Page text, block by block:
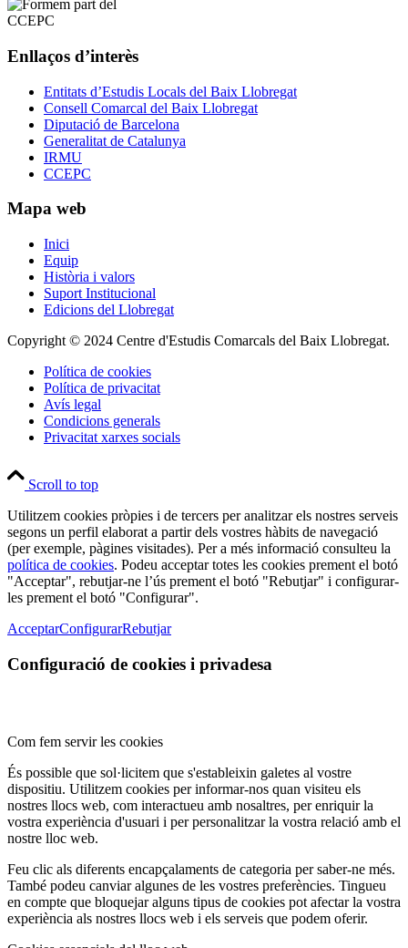
Enllaços d’interès
Entitats d’Estudis Locals del Baix Llobregat
Consell Comarcal del Baix Llobregat
Diputació de Barcelona
Generalitat de Catalunya
IRMU
CCEPC
Mapa web
Inici
Equip
Història i valors
Suport Institucional
Edicions del Llobregat
Copyright © 2024 Centre d'Estudis Comarcals del Baix Llobregat.
Política de cookies
Política de privacitat
Avís legal
Condicions generals
Privacitat xarxes socials
Scroll to top
Utilitzem cookies pròpies i de tercers per analitzar els nostres serveis
segons un perfil elaborat a partir dels vostres hàbits de navegació
(per exemple, pàgines visitades). Per a més informació consulteu la
política de cookies. Podeu acceptar totes les cookies prement el botó
"Acceptar", rebutjar-ne l’ús prement el botó "Rebutjar" i configurar-
les prement el botó "Configurar".
AcceptarConfigurarRebutjar
Configuració de cookies i privadesa
Com fem servir les cookies
És possible que sol·licitem que s'estableixin galetes al vostre
dispositiu. Utilitzem cookies per informar-nos quan visiteu els
nostres llocs web, com interactueu amb nosaltres, per enriquir la
vostra experiència d'usuari i per personalitzar la vostra relació amb el
nostre lloc web.
Feu clic als diferents encapçalaments de categoria per saber-ne més.
També podeu canviar algunes de les vostres preferències. Tingueu
en compte que bloquejar alguns tipus de cookies pot afectar la vostra
experiència als nostres llocs web i els serveis que podem oferir.